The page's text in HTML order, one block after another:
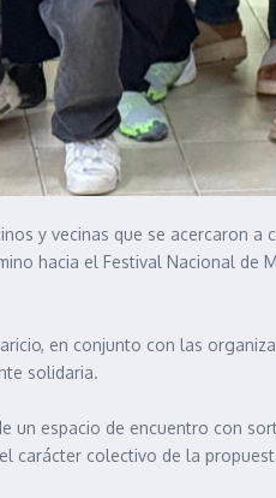
y vecinas que se acercaron
hacia el Festival Nacional de
en conjunto con las
solidaria.
espacio de encuentro con
colectivo de la